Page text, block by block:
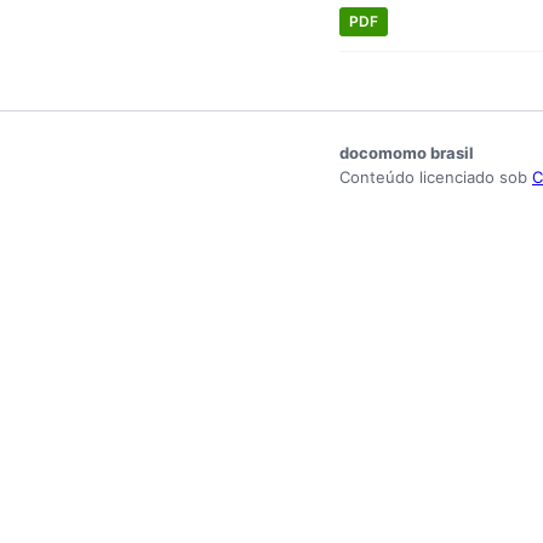
PDF
docomomo brasil
Conteúdo licenciado sob